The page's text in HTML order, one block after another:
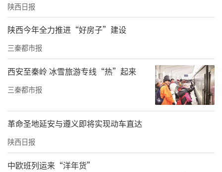
陕西日报
陕西今年全力推进“好房子”建设
三秦都市报
西安至秦岭 冰雪旅游专线“热”起来
三秦都市报
革命圣地延安与遵义即将实现动车直达
陕西日报
中欧班列运来“洋年货”